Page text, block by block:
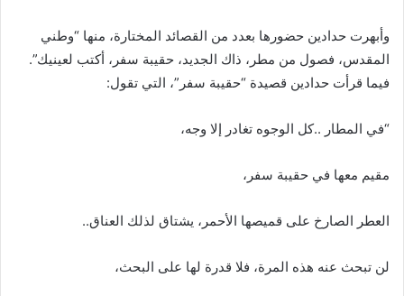
وأبهرت حدادين حضورها بعدد من القصائد المختارة، منها “وطني
المقدس، فصول من مطر، ذاك الجديد، حقيبة سفر، أكتب لعينيك”.
فيما قرأت حدادين قصيدة “حقيبة سفر”، التي تقول:
“في المطار ..كل الوجوه تغادر إلا وجه،
مقيم معها في حقيبة سفر،
العطر الصارخ على قميصها الأحمر، يشتاق لذلك العناق..
لن تبحث عنه هذه المرة، فلا قدرة لها على البحث،